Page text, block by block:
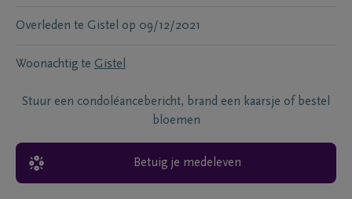
Overleden te Gistel op 09/12/2021
Woonachtig te Gistel
Stuur een condoléancebericht, brand een kaarsje of bestel
bloemen
Betuig je medeleven